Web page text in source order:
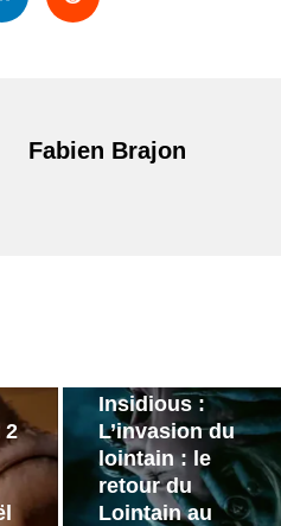
Fabien Brajon
2
Insidious :
L’invasion du
lointain : le
retour du
Lointain au